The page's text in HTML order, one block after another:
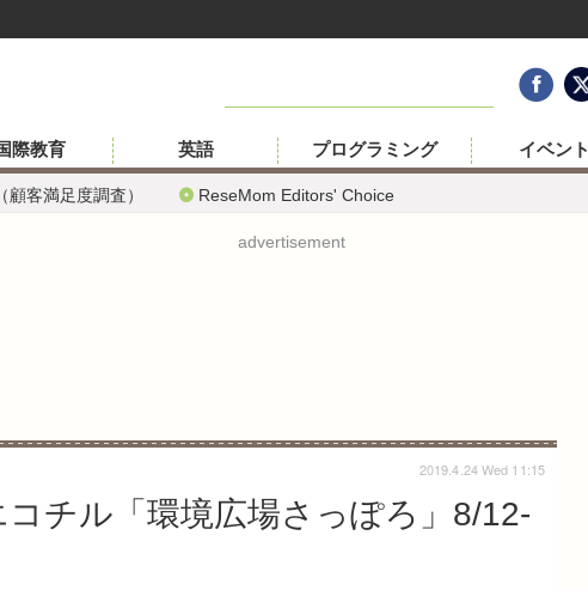
客満足度調査） ReseMom Editors' Choice
際教育 英語 プログラミング イベント
advertisement
コチル「環境広場さっぽろ」8/12-
2019.4.24 Wed 11:15